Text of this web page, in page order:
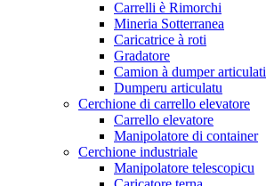
Carrelli è Rimorchi
Mineria Sotterranea
Caricatrice à roti
Gradatore
Camion à dumper articulati
Dumperu articulatu
Cerchione di carrello elevatore
Carrello elevatore
Manipolatore di container
Cerchione industriale
Manipolatore telescopicu